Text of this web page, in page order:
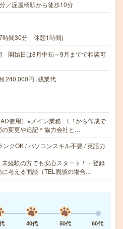
／淀屋橋駅から徒歩10分
時間30分 休憩1時間)
開始日は8月中旬～9月までで相談可
240,000円+残業代
使用）※メイン業務 L 1から作成で
の変更や追記＊協力会社と…
ンクOK / パソコンスキル不要 / 英語力
未経験の方でも安心スタート！・登録
に考える面談（TEL面談の場合…
40代 50代
60代